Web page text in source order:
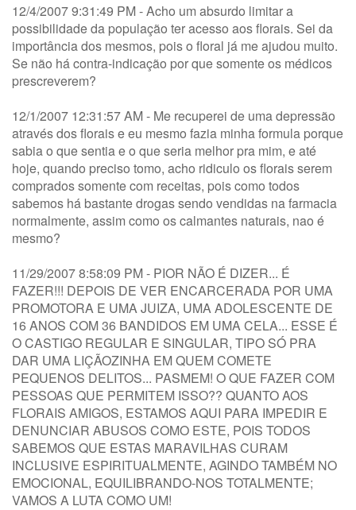
12/4/2007 9:31:49 PM - Acho um absurdo limitar a
possibilidade da população ter acesso aos florais. Sei da
importância dos mesmos, pois o floral já me ajudou muito.
Se não há contra-indicação por que somente os médicos
prescreverem?
12/1/2007 12:31:57 AM - Me recuperei de uma depressão
através dos florais e eu mesmo fazia minha formula porque
sabia o que sentia e o que seria melhor pra mim, e até
hoje, quando preciso tomo, acho ridiculo os florais serem
comprados somente com receitas, pois como todos
sabemos há bastante drogas sendo vendidas na farmacia
normalmente, assim como os calmantes naturais, nao é
mesmo?
11/29/2007 8:58:09 PM - PIOR NÃO É DIZER... É
FAZER!!! DEPOIS DE VER ENCARCERADA POR UMA
PROMOTORA E UMA JUIZA, UMA ADOLESCENTE DE
16 ANOS COM 36 BANDIDOS EM UMA CELA... ESSE É
O CASTIGO REGULAR E SINGULAR, TIPO SÓ PRA
DAR UMA LIÇÃOZINHA EM QUEM COMETE
PEQUENOS DELITOS... PASMEM! O QUE FAZER COM
PESSOAS QUE PERMITEM ISSO?? QUANTO AOS
FLORAIS AMIGOS, ESTAMOS AQUI PARA IMPEDIR E
DENUNCIAR ABUSOS COMO ESTE, POIS TODOS
SABEMOS QUE ESTAS MARAVILHAS CURAM
INCLUSIVE ESPIRITUALMENTE, AGINDO TAMBÉM NO
EMOCIONAL, EQUILIBRANDO-NOS TOTALMENTE;
VAMOS A LUTA COMO UM!